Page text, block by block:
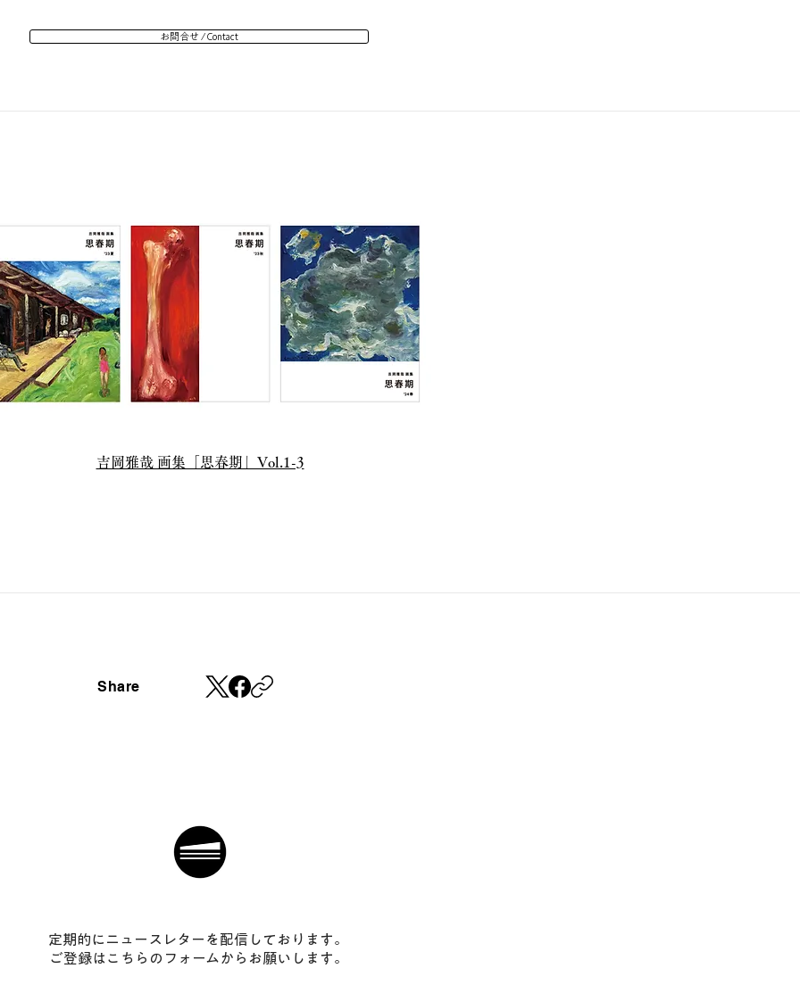
お問合せ / Contact
​吉岡雅哉 画集「思春期」Vol.1-3
Share
​定期的にニュースレターを配信しております。
ご登録はこちらのフォームからお願いします。